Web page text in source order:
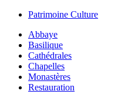
Patrimoine Culture
Abbaye
Basilique
Cathédrales
Chapelles
Monastères
Restauration